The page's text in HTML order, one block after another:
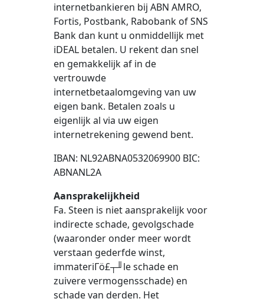
internetbankieren bij ABN AMRO,
Fortis, Postbank, Rabobank of SNS
Bank dan kunt u onmiddellijk met
iDEAL betalen. U rekent dan snel
en gemakkelijk af in de
vertrouwde
internetbetaalomgeving van uw
eigen bank. Betalen zoals u
eigenlijk al via uw eigen
internetrekening gewend bent.
IBAN: NL92ABNA0532069900 BIC:
ABNANL2A
Aansprakelijkheid
Fa. Steen is niet aansprakelijk voor
indirecte schade, gevolgschade
(waaronder onder meer wordt
verstaan gederfde winst,
immateriΓö£┬╜le schade en
zuivere vermogensschade) en
schade van derden. Het